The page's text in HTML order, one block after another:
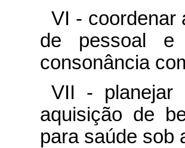
VI - coordenar
de pessoal e
consonância
VII - planejar
aquisição de
para saúde sob